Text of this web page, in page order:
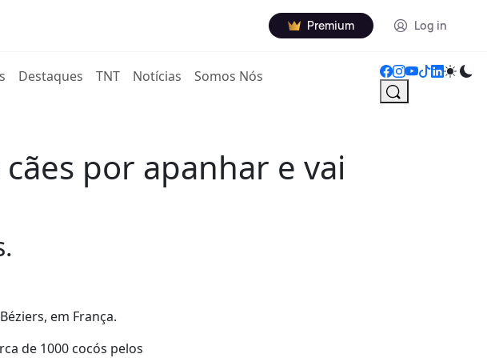
Premium Log in
Destaques TNT Notícias Somos Nós
por apanhar e vai
em França.
de 1000 cocós pelos